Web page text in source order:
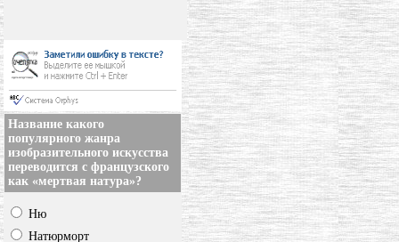
Название какого
популярного жанра
изобразительного искусства
переводится с французского
как «мертвая натура»?
Ню
Натюрморт